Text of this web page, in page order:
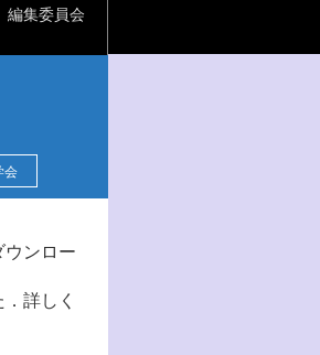
編集委員会
会
ウンロー
詳しく